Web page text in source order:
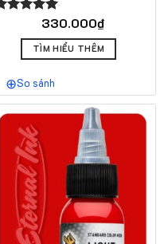
Được xếp330.000₫
TÌM HIỂU THÊM
So sánh